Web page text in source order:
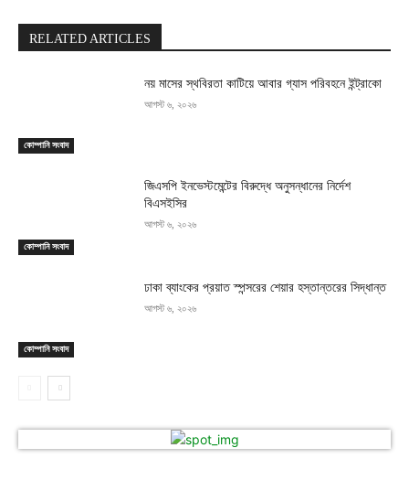
RELATED ARTICLES
কোম্পানি সংবাদ
নয় মাসের স্থবিরতা কাটিয়ে আবার গ্যাস পরিবহনে ইন্ট্রাকো
আগস্ট ৬, ২০২৬
কোম্পানি সংবাদ
জিএসপি ইনভেস্টমেন্টের বিরুদ্ধে অনুসন্ধানের নির্দেশ
বিএসইসির
আগস্ট ৬, ২০২৬
কোম্পানি সংবাদ
ঢাকা ব্যাংকের প্রয়াত স্পন্সরের শেয়ার হস্তান্তরের সিদ্ধান্ত
আগস্ট ৬, ২০২৬